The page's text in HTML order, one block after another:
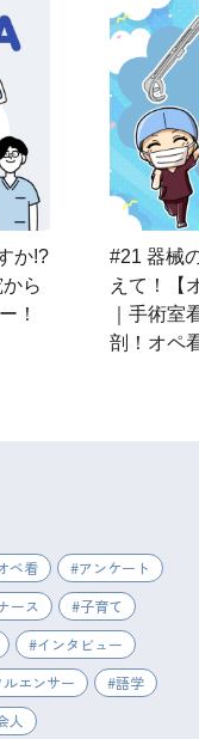
か!?
ら
！
#21 器械
えて！【
｜手術室
剖！オペ
ペ看
アンケート
ース
子育て
インタビュー
エンサー
語学
人